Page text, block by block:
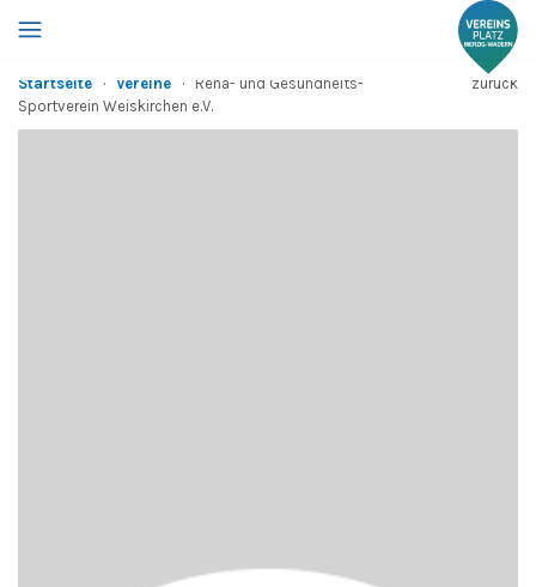
Startseite · Vereine ·
Reha- und Gesundheits-
Sportverein Weiskirchen e.V.
zurück